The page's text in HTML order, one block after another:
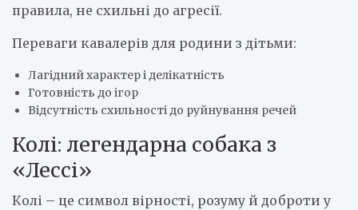
правила, не схильні до агресії.
Переваги кавалерів для родини з дітьми:
Лагідний характер і делікатність
Готовність до ігор
Відсутність схильності до руйнування речей
Колі: легендарна собака з
«Лессі»
Колі – це символ вірності, розуму й доброти у